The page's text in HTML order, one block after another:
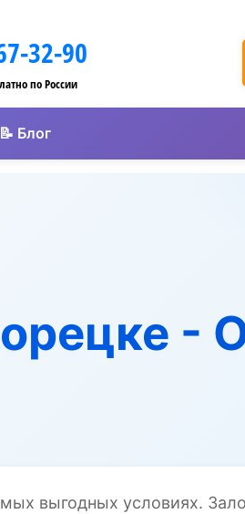
32-90
по России
📝 Блог
-
выгодных условиях.